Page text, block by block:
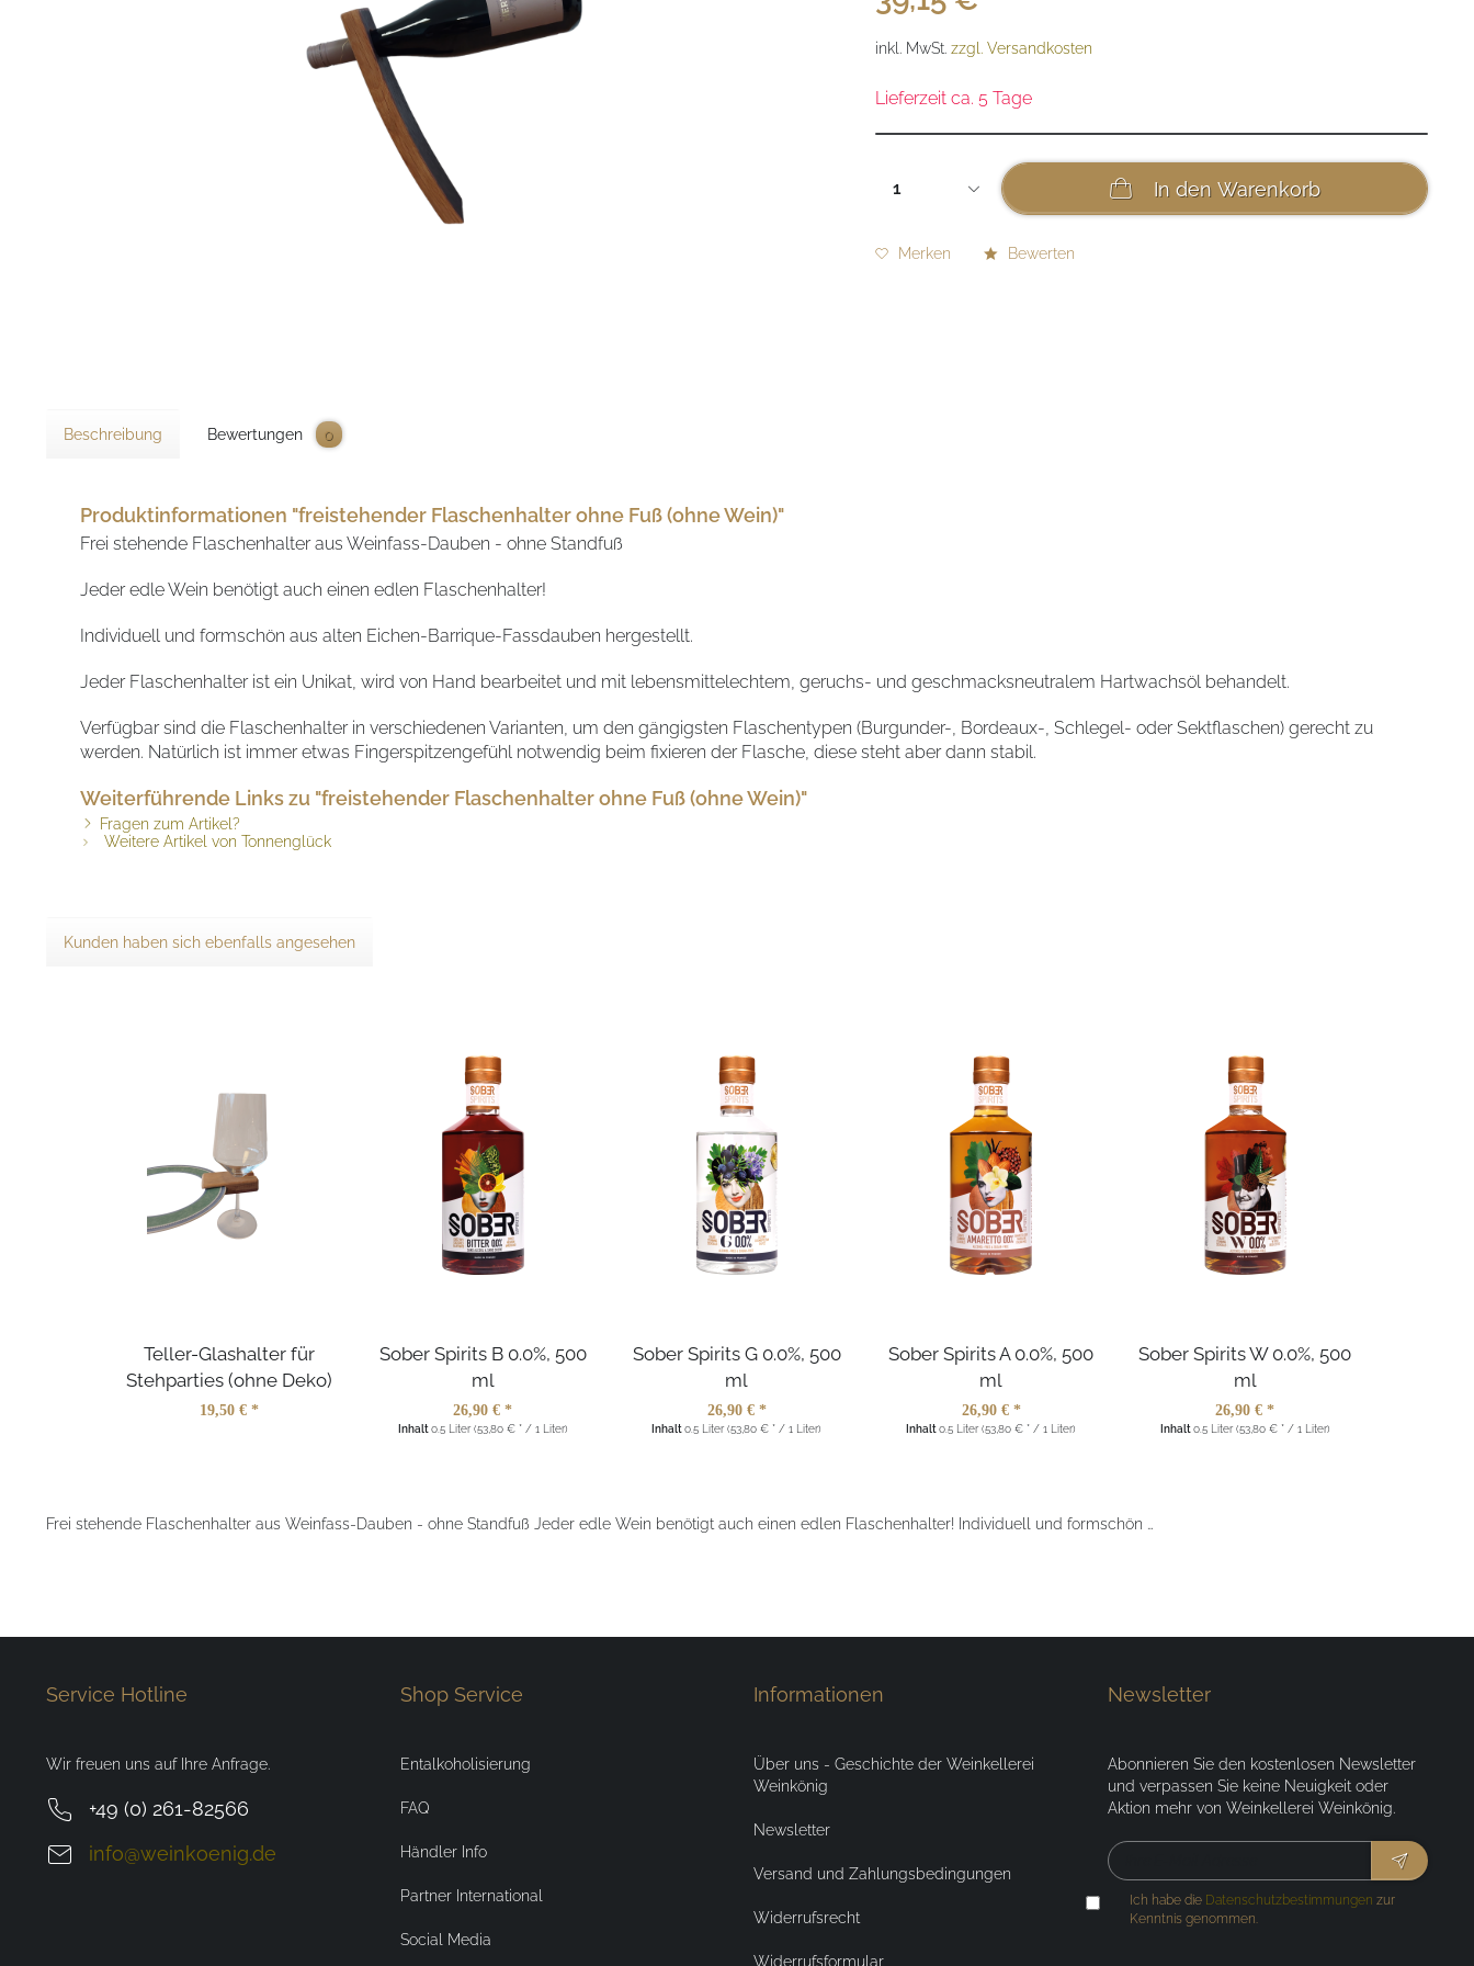
inkl. MwSt. zzgl. Versandkosten
Lieferzeit ca. 5 Tage
In den Warenkorb
Merken Bewerten
Beschreibung Bewertungen 0
Produktinformationen "freistehender Flaschenhalter ohne Fuß (ohne Wein)"
Frei stehende Flaschenhalter aus Weinfass-Dauben - ohne Standfuß
Jeder edle Wein benötigt auch einen edlen Flaschenhalter!
Individuell und formschön aus alten Eichen-Barrique-Fassdauben hergestellt.
Jeder Flaschenhalter ist ein Unikat, wird von Hand bearbeitet und mit lebensmittelechtem, geruchs- und geschmacksneutralem Hartwachsöl behandelt.
Verfügbar sind die Flaschenhalter in verschiedenen Varianten, um den gängigsten Flaschentypen (Burgunder-, Bordeaux-, Schlegel- oder Sektflaschen) gerecht zu
werden. Natürlich ist immer etwas Fingerspitzengefühl notwendig beim fixieren der Flasche, diese steht aber dann stabil.
Weiterführende Links zu "freistehender Flaschenhalter ohne Fuß (ohne Wein)"
Fragen zum Artikel?
Weitere Artikel von Tonnenglück
Kunden haben sich ebenfalls angesehen
Teller-Glashalter für
Stehparties (ohne Deko)
19,50 € *
Sober Spirits B 0.0%, 500
ml
26,90 € *
Inhalt0.5 Liter(53,80 € * / 1 Liter)
Sober Spirits G 0.0%, 500
ml
26,90 € *
Inhalt0.5 Liter(53,80 € * / 1 Liter)
Sober Spirits A 0.0%, 500
ml
26,90 € *
Inhalt0.5 Liter(53,80 € * / 1 Liter)
Sober Spirits W 0.0%, 500
ml
26,90 € *
Inhalt0.5 Liter(53,80 € * / 1 Liter)
Frei stehende Flaschenhalter aus Weinfass-Dauben - ohne Standfuß Jeder edle Wein benötigt auch einen edlen Flaschenhalter! Individuell und formschön …
Service Hotline
Wir freuen uns auf Ihre Anfrage.
+49 (0) 261-82566
info@weinkoenig.de
Shop Service
Entalkoholisierung
FAQ
Händler Info
Partner International
Social Media
Informationen
Über uns - Geschichte der Weinkellerei
Weinkönig
Newsletter
Versand und Zahlungsbedingungen
Widerrufsrecht
Widerrufsformular
Newsletter
Abonnieren Sie den kostenlosen Newsletter
und verpassen Sie keine Neuigkeit oder
Aktion mehr von Weinkellerei Weinkönig.
Ich habe die Datenschutzbestimmungen zur
Kenntnis genommen.